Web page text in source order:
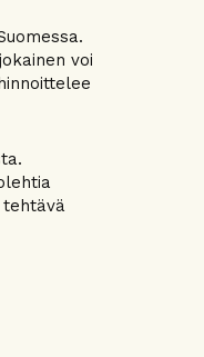
voi
tehtävä